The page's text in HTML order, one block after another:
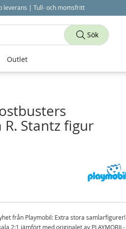
leverans | Tull- och momsfritt
Stantz figur
från Playmobil: Extra stora samlarfigurer!
2:1 jämfört med originalet av PLAYMOBIL-
Sök
Outlet